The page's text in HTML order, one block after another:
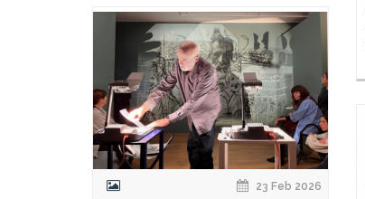
23 Feb 2026